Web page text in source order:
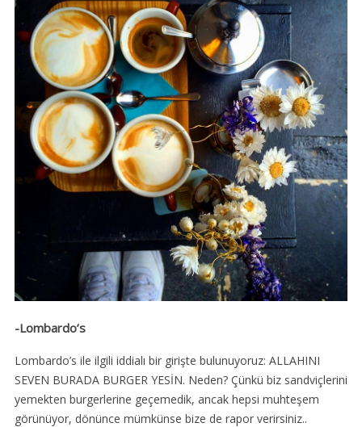
-Lombardo’s
Lombardo’s ile ilgili iddialı bir girişte bulunuyoruz: ALLAHINI
SEVEN BURADA BURGER YESİN. Neden? Çünkü biz sandviçlerini
yemekten burgerlerine geçemedik, ancak hepsi muhteşem
görünüyor, dönünce mümkünse bize de rapor verirsiniz..